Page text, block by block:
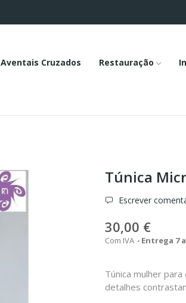
Aventais Cruzados Restauração
Túnica
Escrever
30,00 €
Com IVA Entrega 7
Túnica mulher
detalhes